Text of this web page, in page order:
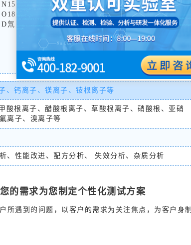
N15
O18
D氘
谱，
X射线荧光光谱，
傅里叶红外光谱，
紫外可见光光谱，
ICP-OES，XPS， ICP-
凝胶渗，透色谱GPC
、钙离子、镁离子、铵根离子等
酸根离子、醋酸根离子、草酸根离子、硝酸根、亚硝
离子、溴离子等
、性能改进、配方分析、 失效分析、杂质分析
的需求为您制定个性化测试方案
所遇到的问题，以客户的需求为关注焦点，为客户身制